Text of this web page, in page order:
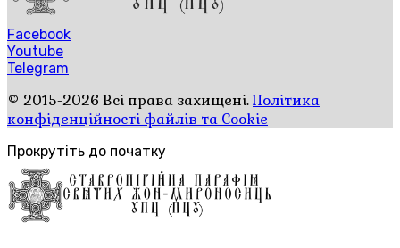
Facebook
Youtube
Telegram
© 2015-2026 Всі права захищені.Політика
конфіденційності файлів та Cookie
Прокрутіть до початку